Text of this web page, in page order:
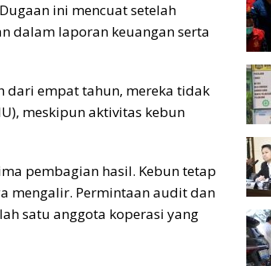
ini mencuat setelah
dalam laporan keuangan serta
dari empat tahun, mereka tidak
meskipun aktivitas kebun
pembagian hasil. Kebun tetap
mengalir. Permintaan audit dan
satu anggota koperasi yang